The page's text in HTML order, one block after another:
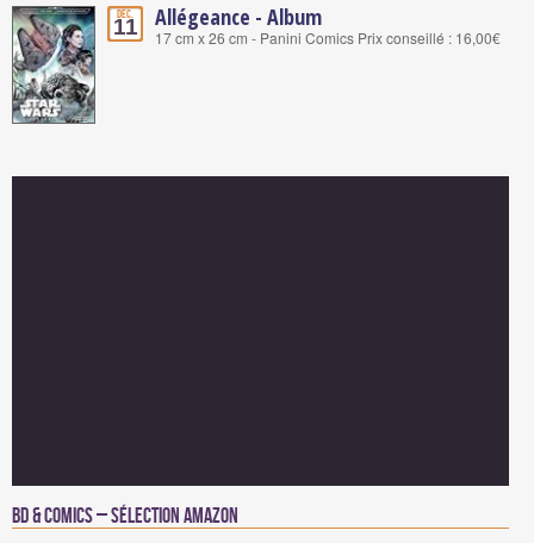
Déc.
11 Allégeance - Album
17 cm x 26 cm - Panini Comics Prix conseillé : 16,00€
BD & Comics – Sélection Amazon